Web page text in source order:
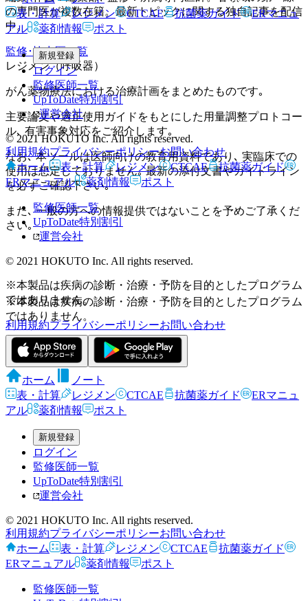
表・計算
レジメン CTCAE 抗菌薬ガイド
ERマニュ
アル
薬剤情報 ポスト
新規登録
ログイン
監修医師一覧
UpToDate特別割引
運営会社
© 2021 HOKUTO Inc. All rights reserved.
利用規約プライバシーポリシーお問い合わせ
ホーム
表・計算 レジメン CTCAE
抗菌薬ガイド
ERマニュアル
薬剤情報 ポスト
監修医師一覧
UpToDate特別割引
運営会社
© 2021 HOKUTO Inc. All rights reserved.
※本製品は疾病の診断・治療・予防を目的としたプログラム
ではありません。
利用規約プライバシーポリシーお問い合わせ
の専門医が複数在籍。最新トピックに関する独自記事を配信
中。
監修･協力医一覧
レジメン（呼吸器）
がん薬物療法における治療計画をまとめたものです｡
主要論文や適正使用ガイドをもとにした用量調整プロトコー
ル､ 有害事象対応をご紹介します｡
なお､ 本ツールは医師向けの教育用資料であり､ 実臨床での
使用は想定しておりません｡ 最新の添付文書やガイドライン
を必ずご確認下さい｡
また､ 一般の方への情報提供ではないことを予めご了承くだ
さい｡
※本製品は疾病の診断・治療・予防を目的としたプログラム
ではありません。
ホーム
ノート
表・計算
レジメン CTCAE 抗菌薬ガイド
ERマニュ
アル
薬剤情報 ポスト
新規登録
ログイン
監修医師一覧
UpToDate特別割引
運営会社
© 2021 HOKUTO Inc. All rights reserved.
利用規約プライバシーポリシーお問い合わせ
ホーム
表・計算 レジメン CTCAE
抗菌薬ガイド
ERマニュアル
薬剤情報 ポスト
監修医師一覧